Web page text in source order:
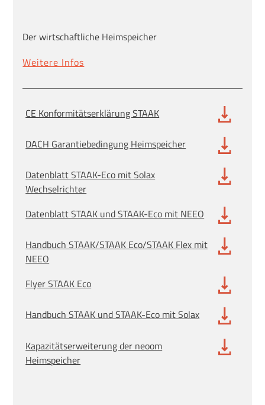
Der wirtschaftliche Heimspeicher
Weitere Infos
CE Konformitätserklärung STAAK
DACH Garantiebedingung Heimspeicher
Datenblatt STAAK-Eco mit Solax
Wechselrichter
Datenblatt STAAK und STAAK-Eco mit NEEO
Handbuch STAAK/STAAK Eco/STAAK Flex mit
NEEO
Flyer STAAK Eco
Handbuch STAAK und STAAK-Eco mit Solax
Kapazitätserweiterung der neoom
Heimspeicher